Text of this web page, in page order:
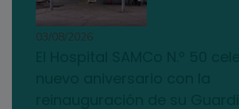
03/08/2026